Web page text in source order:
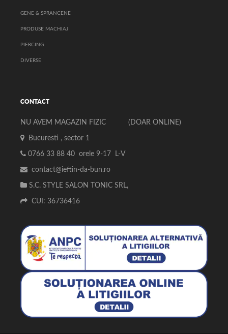
GENE & SPRANCENE
PRODUSE MACHIAJ
PIERCING
DIVERSE
CONTACT
NU AVEM MAGAZIN FIZIC (DOAR ONLINE)
Bucuresti , sector 1
0766 33 88 40 orele 9-17 L-V
contact@ieftin-da-bun.ro
S.C. STYLE SALON TONIC SRL,
CUI: 36736416